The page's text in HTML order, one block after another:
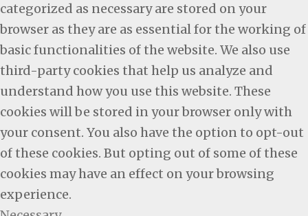
categorized as necessary are stored on your
browser as they are as essential for the working of
basic functionalities of the website. We also use
third-party cookies that help us analyze and
understand how you use this website. These
cookies will be stored in your browser only with
your consent. You also have the option to opt-out
of these cookies. But opting out of some of these
cookies may have an effect on your browsing
experience.